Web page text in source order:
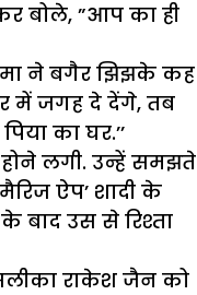
बोले, ”आप का ही
ने बगैर झिझके कह
में जगह दे देंगे, तब
का घर.’’
लगी. उन्हें समझते
ऐप’ शादी के
बाद उस से रिश्ता
राकेश जैन को